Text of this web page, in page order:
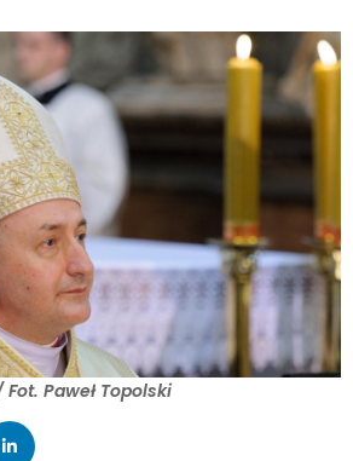
Paweł Topolski